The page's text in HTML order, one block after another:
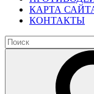
КАРТА
КОНТАКТЫ